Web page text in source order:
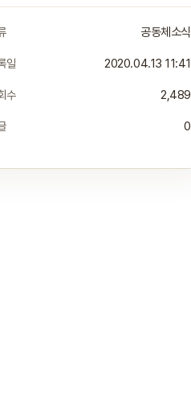
공동체소식
일 2020.04.13 11:41
수 2,489
0